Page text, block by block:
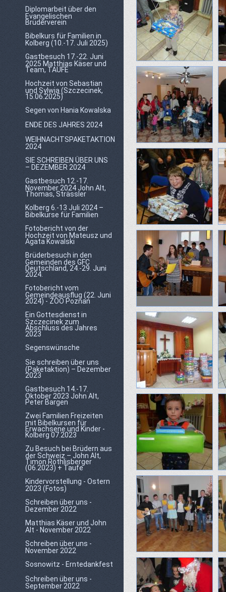
Diplomarbeit über den
Evangelischen
Brüderverein
Bibelkurs für Familien in
Kolberg (10.-17. Juli 2025)
Gastbesuch 17.-22. Juni
2025 Matthias Käser und
Team, TAUFE
Hochzeit von Sebastian
und Sylwia (Szczecinek,
15.06.2025)
Segen von Hania Kowalska
ENDE DES JAHRES 2024
WEIHNACHTSPAKETAKTION
2024
SIE SCHREIBEN ÜBER UNS
– DEZEMBER 2024
Gastbesuch 12.-17.
November 2024 John Alt,
Thomas, Strässler
Kolberg 6.-13 Juli 2024 –
Bibelkurse für Familien
Fotobericht von der
Hochzeit von Mateusz und
Agata Kowalski
Brüderbesuch in den
Gemeinden des GFC
Deutschland, 24.-29. Juni
2024.
Fotobericht vom
Gemeindeausflug (22. Juni
2024) - ZOO Poznań
Ein Gottesdienst in
Szczecinek zum
Abschluss des Jahres
2023
Segenswünsche
Sie schreiben über uns
(Paketaktion) – Dezember
2023
Gastbesuch 14.-17.
Oktober 2023 John Alt,
Peter Bargen
Zwei Familien Freizeiten
mit Bibelkursen für
Erwachsene und Kinder -
Kolberg 07.2023
Zu Besuch bei Brüdern aus
der Schweiz – John Alt,
Timon Röthlisberger
(06.2023) + Taufe
Kindervorstellung - Ostern
2023 (Fotos)
Schreiben über uns -
Dezember 2022
Matthias Käser und John
Alt - November 2022
Schreiben über uns -
November 2022
Sosnowitz - Erntedankfest
Schreiben über uns -
September 2022